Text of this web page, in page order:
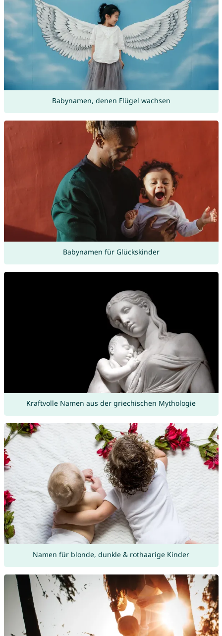
Babynamen, denen Flügel wachsen
Babynamen für Glückskinder
Kraftvolle Namen aus der griechischen Mythologie
Namen für blonde, dunkle & rothaarige Kinder